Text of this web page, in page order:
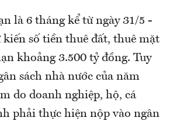
là 6 tháng kể từ ngày 31/5 -
số tiền thuê đất, thuê mặt
khoảng 3.500 tỷ đồng. Tuy
sách nhà nước của năm
do doanh nghiệp, hộ, cá
phải thực hiện nộp vào ngân